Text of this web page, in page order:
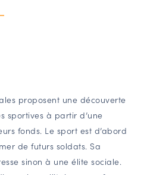
« ACTEURS »
proposent une découverte
sportives à partir d’une
fonds. Le sport est d’abord
de futurs soldats. Sa
sinon à une élite sociale.